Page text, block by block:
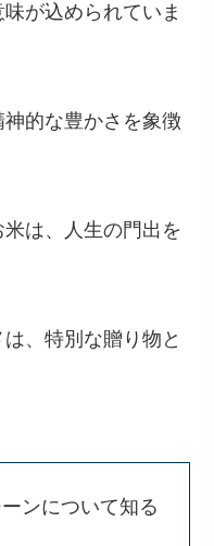
が込められていま
的な豊かさを象徴
は、人生の門出を
、特別な贈り物と
ンについて知る